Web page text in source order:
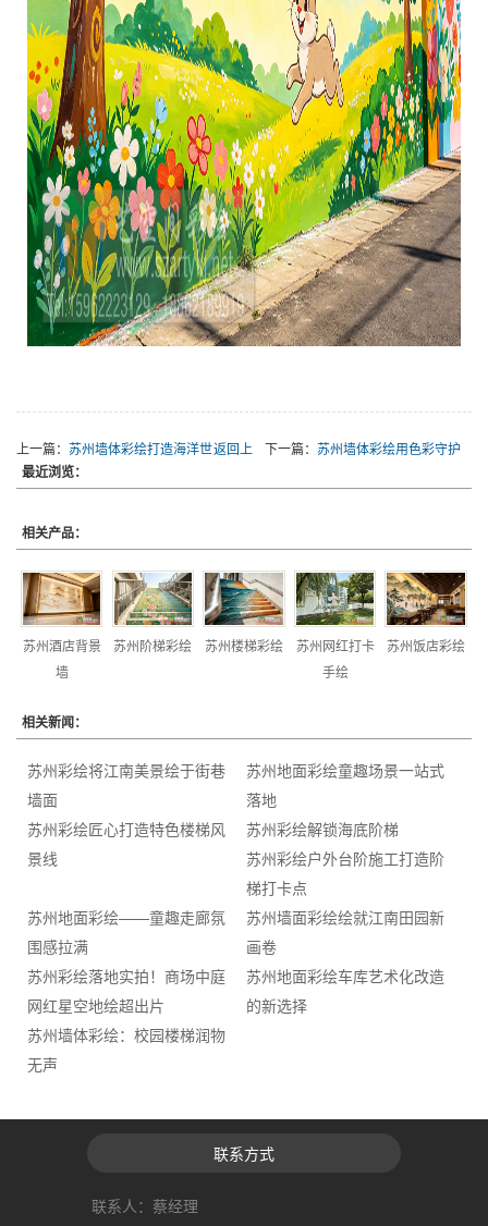
上一篇： 苏州墙体彩绘打造海洋世
界治愈风
返回上
下一篇： 苏州墙体彩绘用色彩守护
最近浏览：
相关产品：
苏州酒店背景
墙
苏州阶梯彩绘 苏州楼梯彩绘
苏州网红打卡
手绘
苏州饭店彩绘
相关新闻：
苏州彩绘将江南美景绘于街巷
墙面
苏州地面彩绘童趣场景一站式
落地
苏州彩绘匠心打造特色楼梯风
景线
苏州彩绘解锁海底阶梯
苏州彩绘户外台阶施工打造阶
梯打卡点
苏州地面彩绘——童趣走廊氛
围感拉满
苏州墙面彩绘绘就江南田园新
画卷
苏州彩绘落地实拍！商场中庭
网红星空地绘超出片
苏州地面彩绘车库艺术化改造
的新选择
苏州墙体彩绘：校园楼梯润物
无声
联系方式
联系人：蔡经理